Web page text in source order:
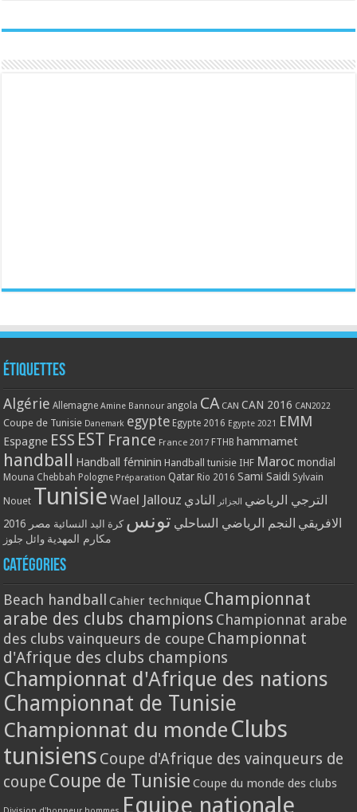
Étiquettes
Algérie Allemagne Amine Bannour angola CA CAN CAN 2016 CAN2022
Coupe de Tunisie Danemark egypte Egypte 2016 Egypte 2021 EMM
Espagne ESS EST France France 2017 FTHB hammamet
handball Handball féminin Handball tunisie IHF Maroc mondial
Mouna Chebbah Pologne Préparation Qatar Rio 2016 Sami Saidi Sylvain
Nouet Tunisie Wael Jallouz الترجي الرياضي الجزائر النادي
الافريقي النجم الرياضي الساحلي تونس كرة اليد النسائية مصر 2016
مكارم المهدية وائل جلوز
Catégories
Beach handball Cahier technique Championnat
arabe des clubs champions Championnat arabe
des clubs vainqueurs de coupe Championnat
d'Afrique des clubs champions
Championnat d'Afrique des nations
Championnat de Tunisie
Championnat du monde Clubs
tunisiens Coupe d'Afrique des vainqueurs de
coupe Coupe de Tunisie Coupe du monde des clubs
Equipe nationale